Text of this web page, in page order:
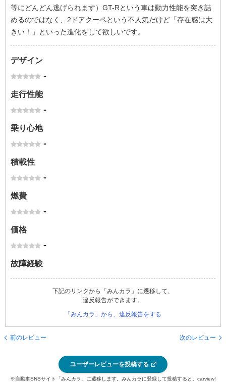
等にどんどん逃げられます）GT-Rという車は動力性能を突き詰
めるのではなく、2ドアクーペという不人気だけど「存在感は大
きい！」といった進化をして欲しいです。
デザイン
-
走行性能
-
乗り心地
-
積載性
-
燃費
-
価格
-
故障経験
下記のリンクから「みんカラ」に遷移して、
違反報告ができます。
「みんカラ」から、違反報告をする
前のレビュー 次のレビュー
ユーザーレビューを投稿する
※自動車SNSサイト「みんカラ」に遷移します。みんカラに登録して投稿すると、carview!